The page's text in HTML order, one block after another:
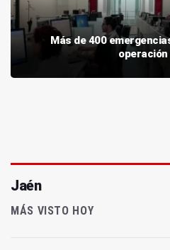
Más de 400
operación
Jaén
MÁS VISTO HOY